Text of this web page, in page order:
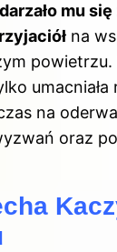
mu
na
powietrzu.
umacniała
na
oraz